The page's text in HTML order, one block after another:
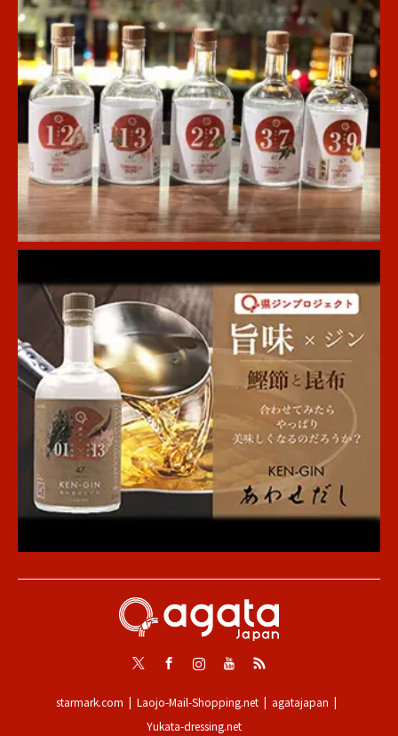
InstagramYoutube
RSS
starmark.com Laojo-Mail-Shopping.net
agatajapan
Yukata-dressing.net